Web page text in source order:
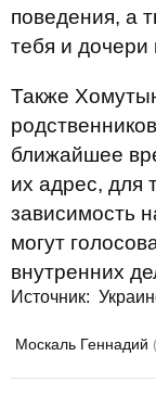
поведения, а
тебя и дочери
Также
ближайшее
их адрес, для
зависимость
могут
внутренних
Источник:
Москаль Геннадий